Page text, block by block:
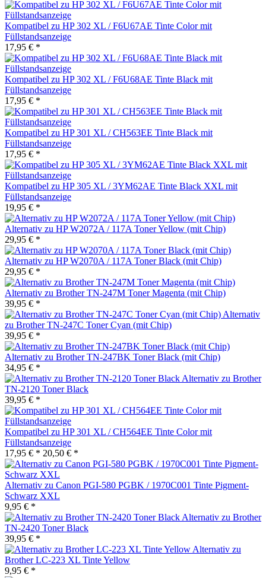
Kompatibel zu HP 302 XL / F6U67AE Tinte Color mit
Füllstandsanzeige
17,95 € *
Kompatibel zu HP 302 XL / F6U68AE Tinte Black mit
Füllstandsanzeige
17,95 € *
Kompatibel zu HP 301 XL / CH563EE Tinte Black mit
Füllstandsanzeige
17,95 € *
Kompatibel zu HP 305 XL / 3YM62AE Tinte Black XXL mit
Füllstandsanzeige
19,95 € *
Alternativ zu HP W2072A / 117A Toner Yellow (mit Chip)
29,95 € *
Alternativ zu HP W2070A / 117A Toner Black (mit Chip)
29,95 € *
Alternativ zu Brother TN-247M Toner Magenta (mit Chip)
39,95 € *
Alternativ
zu Brother TN-247C Toner Cyan (mit Chip)
39,95 € *
Alternativ zu Brother TN-247BK Toner Black (mit Chip)
34,95 € *
Alternativ zu Brother
TN-2120 Toner Black
39,95 € *
Kompatibel zu HP 301 XL / CH564EE Tinte Color mit
Füllstandsanzeige
17,95 € * 20,50 € *
Alternativ zu Canon PGI-580 PGBK / 1970C001 Tinte Pigment-
Schwarz XXL
9,95 € *
Alternativ zu Brother
TN-2420 Toner Black
39,95 € *
Alternativ zu
Brother LC-223 XL Tinte Yellow
9,95 € *